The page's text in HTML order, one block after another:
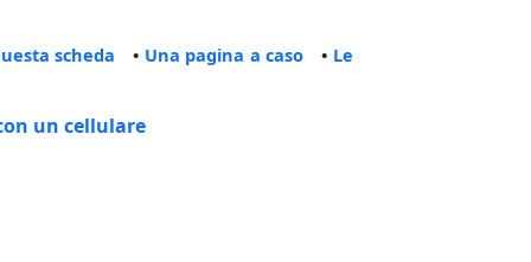
scheda • Una pagina a caso • Le
un cellulare